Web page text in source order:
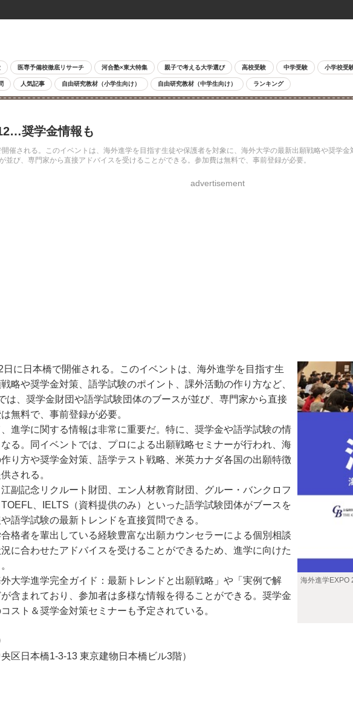
医専予備校徹底リサーチ 河合塾×東大特集 親子で考える大学選び 高校受験 中学受験 小学校受
人気記事 自由研究教材（小学生向け） 自由研究教材（中学生向け） ランキング
奨学金情報も
される。このイベントは、海外進学を目指す生徒や保護者を対象に、海外大学の最新出願戦略や奨学
び、専門家から直接アドバイスを受けることができる。参加費は無料で、事前登録が必要。
advertisement
海外進学EXPO
に日本橋で開催される。このイベントは、海外進学を目指す生
略や奨学金対策、語学試験のポイント、課外活動の作り方など、
は、奨学金財団や語学試験団体のブースが並び、専門家から直接
無料で、事前登録が必要。
進学に関する情報は非常に重要だ。特に、奨学金や語学試験の情
る。同イベントでは、プロによる出願戦略セミナーが行われ、海
り方や奨学金対策、語学テスト戦略、米英カナダ各国の出願特徴
される。
副記念リクルート財団、エン人材教育財団、グルー・バンクロフ
、IELTS（資料提供のみ）といった語学試験団体がブースを
語学試験の最新トレンドを直接質問できる。
格者を輩出している経験豊富な出願カウンセラーによる個別相談
に合わせたアドバイスを受けることができるため、進学に向けた
大学進学完全ガイド：最新トレンドと出願戦略」や「実例で解
含まれており、参加者は多様な情報を得ることができる。奨学金
スト＆奨学金対策セミナーも予定されている。
区日本橋1-3-13 東京建物日本橋ビル3階）